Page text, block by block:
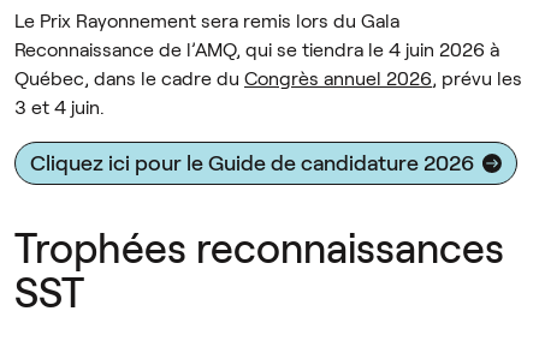
Le Prix Rayonnement sera remis lors du Gala
Reconnaissance de l’AMQ, qui se tiendra le 4 juin 2026 à
Québec, dans le cadre du Congrès annuel 2026, prévu les
3 et 4 juin.
Cliquez ici pour le Guide de candidature 2026
Trophées reconnaissances
SST